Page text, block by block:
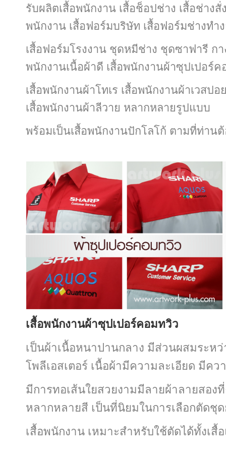
รับผลิตเสื้อพนักงาน เสื้อช็อปช่าง เสื้อช่าง
พนักงาน เสื้อฟอร์มบริษัท เสื้อฟอร์มช่างทำ
เสื้อฟอร์มโรงงาน ชุดหมีช่าง ชุดซาฟารี กา
พนักงานเนื้อผ้าดี เสื้อพนักงานผ้าซุปเปอร์ค
เสื้อพนักงานผ้าโทเร เสื้อพนักงานผ้าเวสป
เสื้อพนักงานผ้าลีวาย หลากหลายรูปแบบ
พร้อมเป็นเสื้อพนักงานปักโลโก้ ตามที่ท่านต้
เสื้อพนักงานผ้าซุปเปอร์คอมทวิว
เป็นผ้าเนื้อหนาปานกลาง มีส่วนผสมระห
โพลีเอสเตอร์ เนื้อผ้ามีความละเอียด มีคว
มีการทอเส้นใยสวยงามมีลายผ้าลายสอง
หลากหลายสี เป็นที่นิยมในการเลือกตัดชุ
เสื้อพนักงาน เหมาะสำหรับใช้ตัดได้ทั้งเสื้